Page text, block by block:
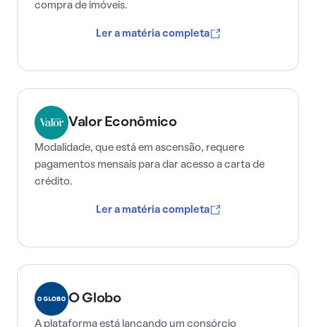
compra de imóveis.
Ler a matéria completa
Valor Econômico
Modalidade, que está em ascensão, requere
pagamentos mensais para dar acesso a carta de
crédito.
Ler a matéria completa
O Globo
A plataforma está lançando um consórcio